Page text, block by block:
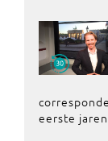
eerste